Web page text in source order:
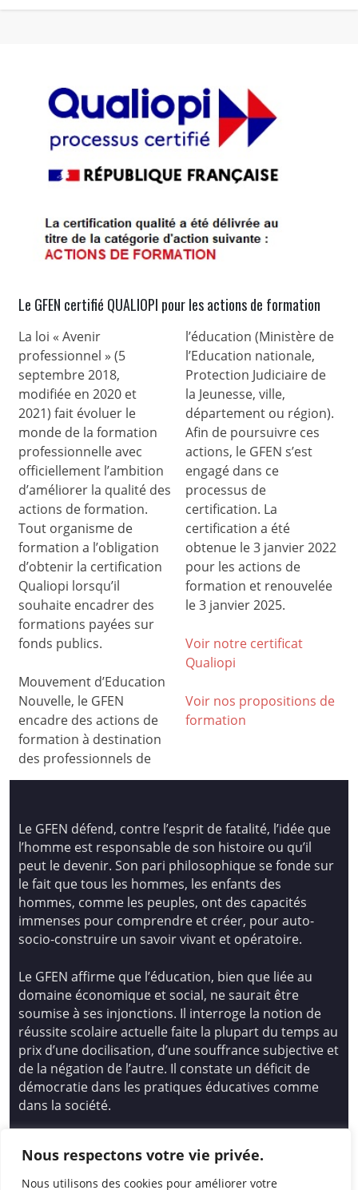
Nous respectons votre vie privée.
Nous utilisons des cookies pour améliorer votre
Le GFEN certifié QUALIOPI pour les actions de formation
La loi « Avenir
professionnel » (5
septembre 2018,
modifiée en 2020 et
2021) fait évoluer le
monde de la formation
professionnelle avec
officiellement l’ambition
d’améliorer la qualité des
actions de formation.
Tout organisme de
formation a l’obligation
d’obtenir la certification
Qualiopi lorsqu’il
souhaite encadrer des
formations payées sur
fonds publics.
Mouvement d’Education
Nouvelle, le GFEN
encadre des actions de
formation à destination
des professionnels de
l’éducation (Ministère de
l’Education nationale,
Protection Judiciaire de
la Jeunesse, ville,
département ou région).
Afin de poursuivre ces
actions, le GFEN s’est
engagé dans ce
processus de
certification. La
certification a été
obtenue le 3 janvier 2022
pour les actions de
formation et renouvelée
le 3 janvier 2025.
Voir notre certificat
Qualiopi
Voir nos propositions de
formation
Le GFEN défend, contre l’esprit de fatalité, l’idée que
l’homme est responsable de son histoire ou qu’il
peut le devenir. Son pari philosophique se fonde sur
le fait que tous les hommes, les enfants des
hommes, comme les peuples, ont des capacités
immenses pour comprendre et créer, pour auto-
socio-construire un savoir vivant et opératoire.
Le GFEN affirme que l’éducation, bien que liée au
domaine économique et social, ne saurait être
soumise à ses injonctions. Il interroge la notion de
réussite scolaire actuelle faite la plupart du temps au
prix d’une docilisation, d’une souffrance subjective et
de la négation de l’autre. Il constate un déficit de
démocratie dans les pratiques éducatives comme
dans la société.
Nouvelle
14 avenue Spinoza 94200 Ivry Sur Seine